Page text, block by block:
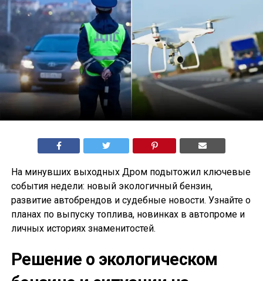
На минувших выходных Дром подытожил ключевые
события недели: новый экологичный бензин,
развитие автобрендов и судебные новости. Узнайте о
планах по выпуску топлива, новинках в автопроме и
личных историях знаменитостей.
Решение о экологическом